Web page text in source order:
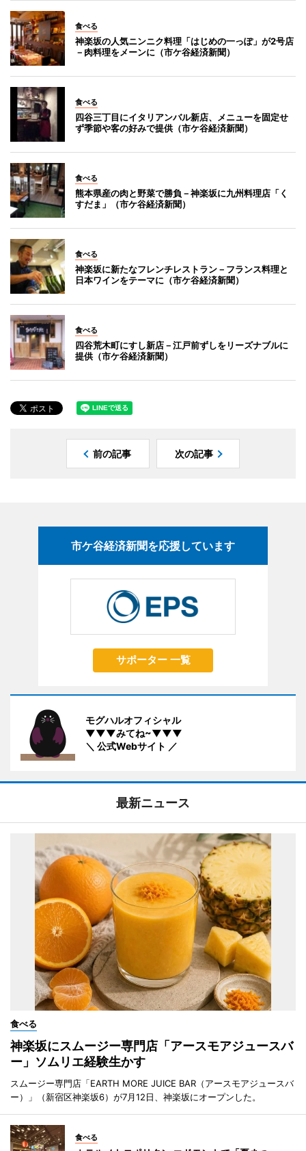
食べる
神楽坂の人気ニンニク料理「はじめの一っぽ」が2号店
－肉料理をメーンに（市ケ谷経済新聞）
食べる
四谷三丁目にイタリアンバル新店、メニューを固定せ
ず季節や客の好みで提供（市ケ谷経済新聞）
食べる
熊本県産の肉と野菜で勝負－神楽坂に九州料理店「く
すだま」（市ケ谷経済新聞）
食べる
神楽坂に新たなフレンチレストラン－フランス料理と
日本ワインをテーマに（市ケ谷経済新聞）
食べる
四谷荒木町にすし新店－江戸前ずしをリーズナブルに
提供（市ケ谷経済新聞）
前の記事 次の記事
市ケ谷経済新聞を応援しています
サポーター 一覧
モグハルオフィシャル
▼▼▼みてね~▼▼▼
＼ 公式Webサイト ／
最新ニュース
食べる
神楽坂にスムージー専門店「アースモアジュースバ
ー」ソムリエ経験生かす
スムージー専門店「EARTH MORE JUICE BAR（アースモアジュースバ
ー）」（新宿区神楽坂6）が7月12日、神楽坂にオープンした。
食べる